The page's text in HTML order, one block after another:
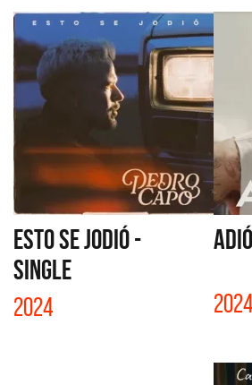
ESTO SE JODIÓ -
SINGLE
2024 2024